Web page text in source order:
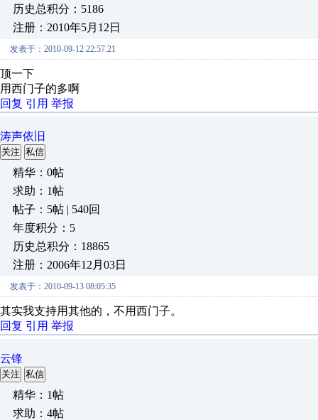
历史总积分：5186
注册：2010年5月12日
发表于：2010-09-12 22:57:21
顶一下
用西门子的多啊
回复 引用 举报
涛声依旧
关注 私信
精华：0帖
求助：1帖
帖子：5帖 | 540回
年度积分：5
历史总积分：18865
注册：2006年12月03日
发表于：2010-09-13 08:05:35
其实我支持用其他的，不用西门子。
回复 引用 举报
云锋
关注 私信
精华：1帖
求助：4帖